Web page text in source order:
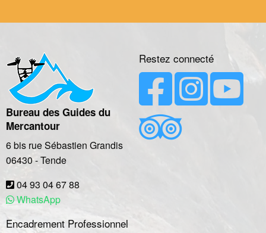
Bureau des Guides du
Mercantour
6 bis rue Sébastien Grandis
06430-Tende
04 93 04 67 88
WhatsApp
Restez connecté
Encadrement Professionnel